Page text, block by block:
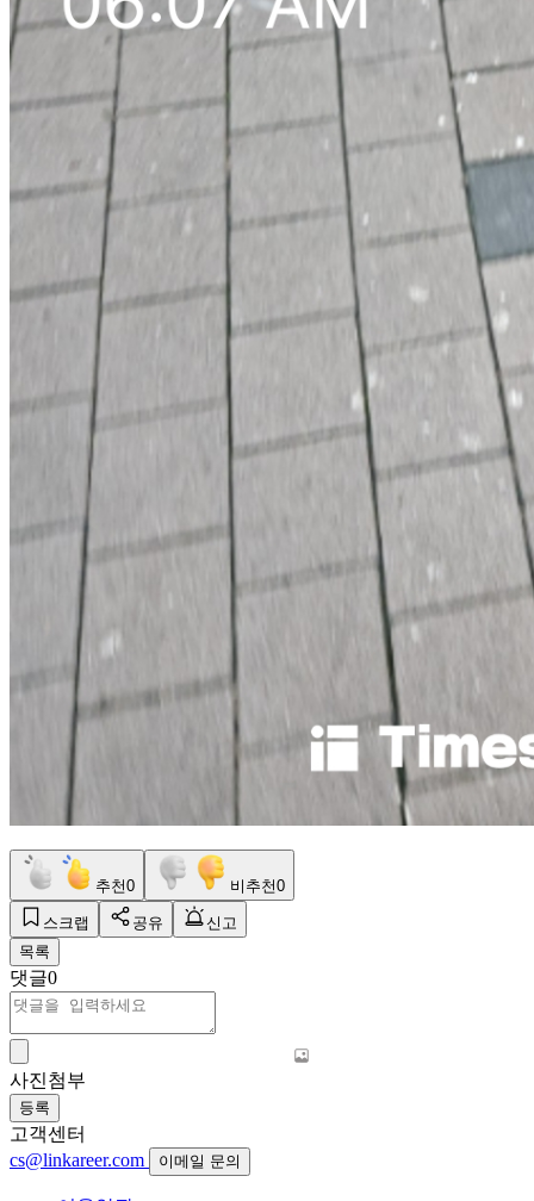
추천0 비추천0
스크랩 공유
신고
목록
댓글0
사진첨부
등록
고객센터
cs@linkareer.com
이메일 문의